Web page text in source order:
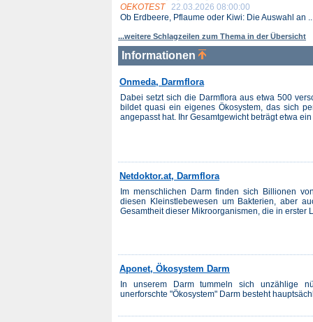
OEKOTEST
22.03.2026 08:00:00
Ob Erdbeere, Pflaume oder Kiwi: Die Auswahl an
...weitere Schlagzeilen zum Thema in der Übersicht
Informationen
Onmeda, Darmflora
Dabei setzt sich die Darmflora aus etwa 500
bildet quasi ein eigenes Ökosystem, das sich
angepasst hat. Ihr Gesamtgewicht beträgt etwa
Netdoktor.at, Darmflora
Im menschlichen Darm finden sich Billionen
diesen Kleinstlebewesen um Bakterien, aber
Gesamtheit dieser Mikroorganismen, die in erster
Aponet, Ökosystem Darm
In unserem Darm tummeln sich unzählige
unerforschte "Ökosystem" Darm besteht